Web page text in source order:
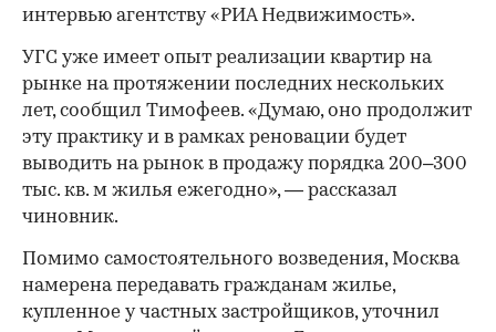
интервью агентству «РИА Недвижимость».
УГС уже имеет опыт реализации квартир на
рынке на протяжении последних нескольких
лет, сообщил Тимофеев. «Думаю, оно продолжит
эту практику и в рамках реновации будет
выводить на рынок в продажу порядка 200–300
тыс. кв. м жилья ежегодно», — рассказал
чиновник.
Помимо самостоятельного возведения, Москва
намерена передавать гражданам жилье,
купленное у частных застройщиков, уточнил